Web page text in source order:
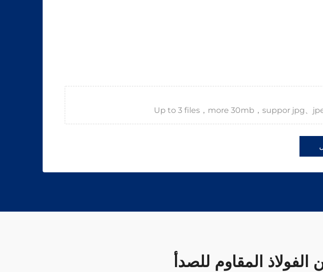
Up to 3 files，more 30mb，suppor jpg、
المقاوم للصدأ